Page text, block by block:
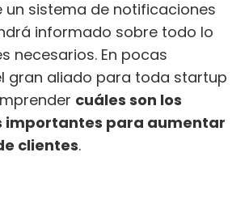
un sistema de notificaciones
informado sobre todo lo
necesarios. En pocas
gran aliado para toda startup
cuáles son los
importantes para aumentar
clientes.